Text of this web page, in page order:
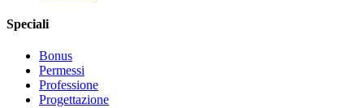
Speciali
Bonus
Permessi
Professione
Progettazione